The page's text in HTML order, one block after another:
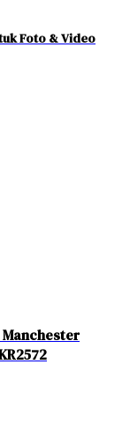
Foto & Video